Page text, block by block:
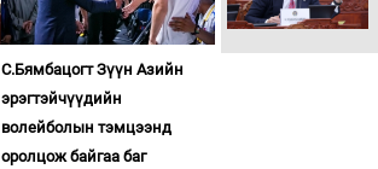
С.Бямбацогт Зүүн Азийн
эрэгтэйчүүдийн
волейболын тэмцээнд
оролцож байгаа баг